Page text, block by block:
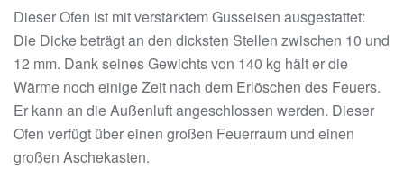
Dieser Ofen ist mit verstärktem Gusseisen ausgestattet:
Die Dicke beträgt an den dicksten Stellen zwischen 10 und
12 mm. Dank seines Gewichts von 140 kg hält er die
Wärme noch einige Zeit nach dem Erlöschen des Feuers.
Er kann an die Außenluft angeschlossen werden. Dieser
Ofen verfügt über einen großen Feuerraum und einen
großen Aschekasten.